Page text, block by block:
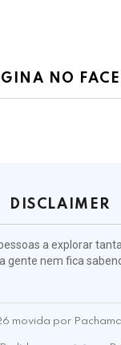
NO
DISCLAIMER
a explorar
gente nem fica
movida por